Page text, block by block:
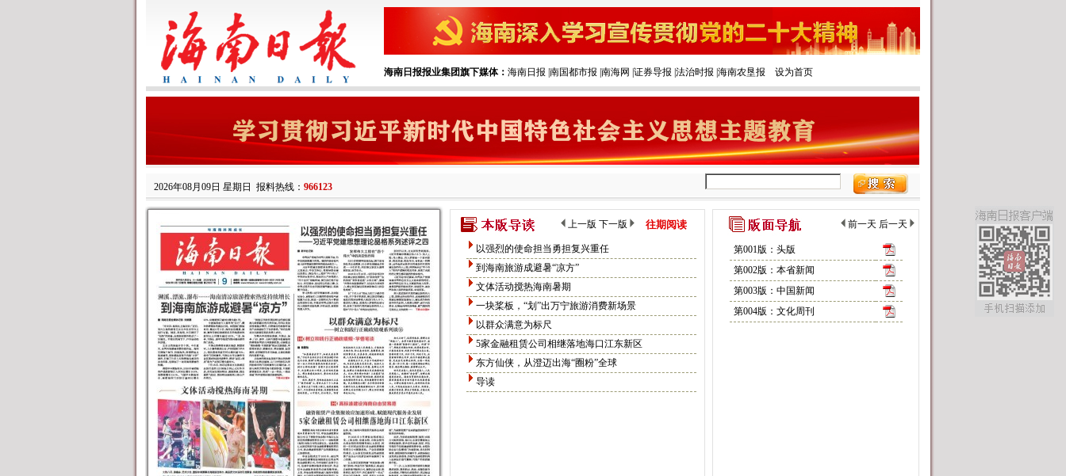
海南日报报业集团旗下媒体： 海南日报 南国都市报 南海网 证券导报 法治时报 海南农垦报 设为首页
2026年08月09日 星期日 报料热线： 966123
上一版 下一版 往期阅读
以强烈的使命担当勇担复兴重任
到海南旅游成避暑“凉方”
文体活动搅热海南暑期
一块桨板，“划”出万宁旅游消费新场景
以群众满意为标尺
5家金融租赁公司相继落地海口江东新区
东方仙侠，从澄迈出海“圈粉”全球
导读
前一天 后一天
第001版：头版
第002版：本省新闻
第003版：中国新闻
第004版：文化周刊